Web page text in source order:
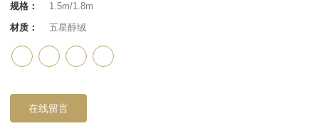
规格：
1.5m/1.8m
材质：
五星醇绒
在线留言